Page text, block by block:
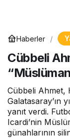
Haberler
Cübbeli
Cübbeli Ahmet,
Galatasaray’ın
yanıt verdi.
Icardi’nin
günahlarının